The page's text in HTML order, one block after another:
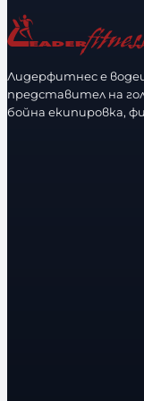
ч
о
с
Лидерфитнес е
представител на
бойна екипировка,